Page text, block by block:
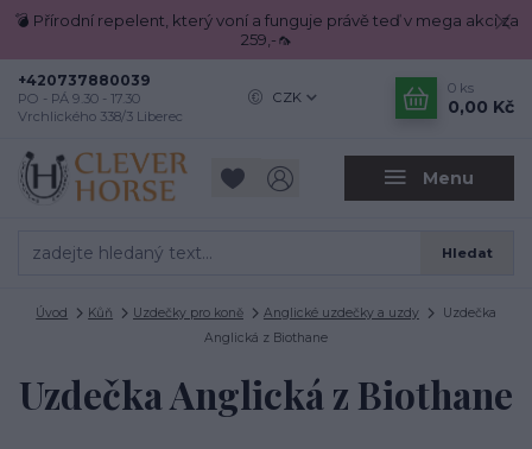
💣 Přírodní repelent, který voní a funguje právě teď v mega akci za
259,-🦟
Menu
CZK
Hledat
+420737880039
PO - PÁ 9.30 - 17.30
Vrchlického 338/3 Liberec
0 ks
0,00 Kč
Úvod Kůň Uzdečky pro koně Anglické uzdečky a uzdy
Uzdečka
Anglická z Biothane
Uzdečka Anglická z Biothane